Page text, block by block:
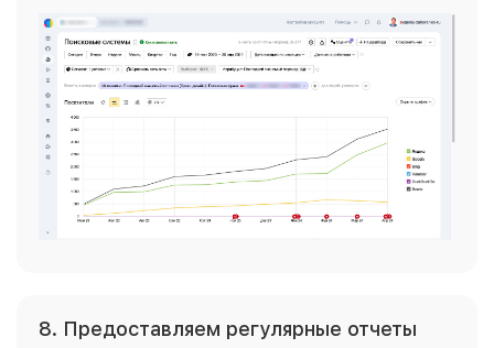
8. Предоставляем регулярные отчеты